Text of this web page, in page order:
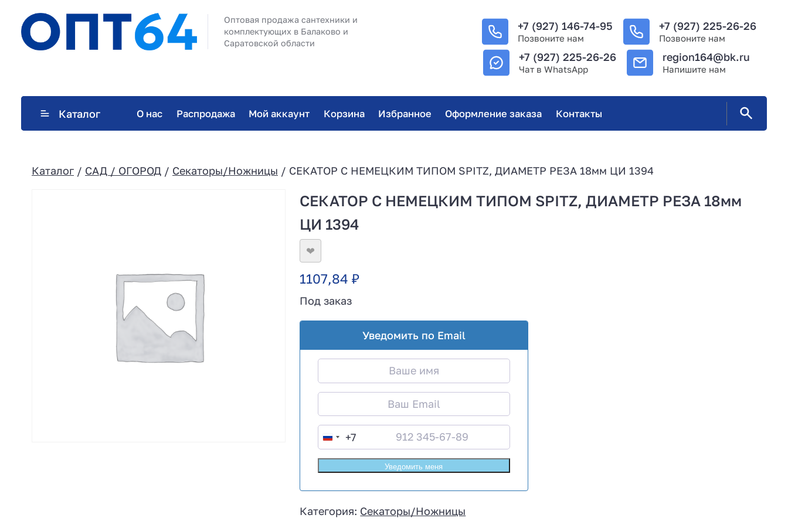
Оптовая продажа сантехники и
комплектующих в Балаково и
Саратовской области
+7 (927) 146-74-95
Позвоните нам
+7 (927) 225-26-26
Позвоните нам
+7 (927) 225-26-26
Чат в WhatsApp
region164@bk.ru
Напишите нам
Каталог О нас Распродажа Мой аккаунт Корзина Избранное Оформление заказа Контакты
Каталог / САД / ОГОРОД / Секаторы/Ножницы / СЕКАТОР С НЕМЕЦКИМ ТИПОМ SPITZ, ДИАМЕТР РЕЗА 18мм ЦИ 1394
СЕКАТОР С НЕМЕЦКИМ ТИПОМ SPITZ, ДИАМЕТР РЕЗА 18мм
ЦИ 1394
❤
1107,84₽
Под заказ
Уведомить по Email
R
u
s
s
i
+7
Категория: Секаторы/Ножницы